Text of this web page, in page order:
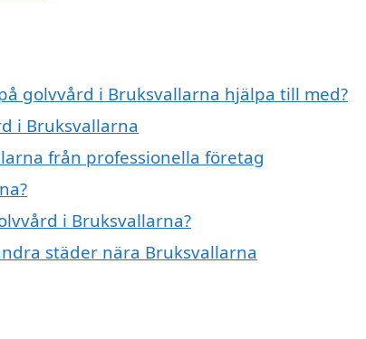
golvvård i Bruksvallarna hjälpa till med?
i Bruksvallarna
från professionella företag
i Bruksvallarna?
städer nära Bruksvallarna